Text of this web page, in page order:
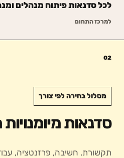
לכל סדנאותפיתוח מנהלים
למרכז התחום
02
מסלול בחירה לפי צורך
סדנאות
תקשורת, חשיבה, פרזנטציה,